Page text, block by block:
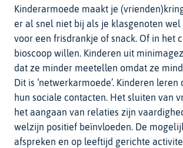
Kinderarmoede maakt je
er al snel niet bij als je klasgenoten wel
voor een frisdrankje of snack. Of in het
bioscoop willen. Kinderen uit
dat ze minder meetellen omdat ze
Dit is ‘netwerkarmoede’. Kinderen
hun sociale contacten. Het sluiten van
het aangaan van relaties zijn
welzijn positief beïnvloeden. De
afspreken en op leeftijd gerichte